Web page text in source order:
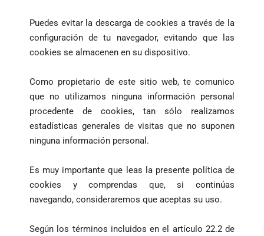
Puedes evitar la descarga de cookies a través de la
configuración de tu navegador, evitando que las
cookies se almacenen en su dispositivo.
Como propietario de este sitio web, te comunico
que no utilizamos ninguna información personal
procedente de cookies, tan sólo realizamos
estadísticas generales de visitas que no suponen
ninguna información personal.
Es muy importante que leas la presente política de
cookies y comprendas que, si continúas
navegando, consideraremos que aceptas su uso.
Según los términos incluidos en el artículo 22.2 de